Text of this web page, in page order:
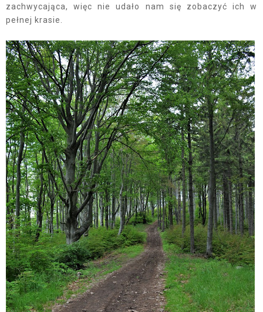
zachwycająca, więc nie udało nam się zobaczyć ich w
pełnej krasie.